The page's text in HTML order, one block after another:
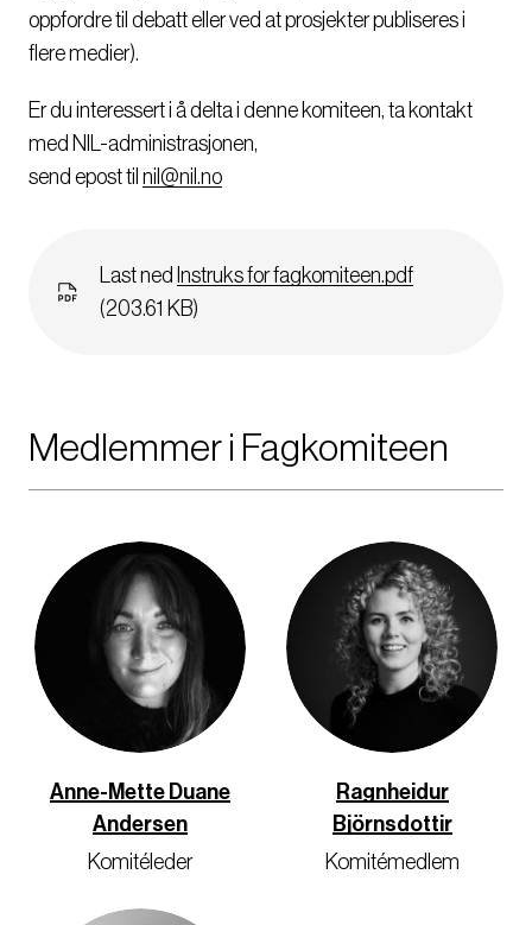
oppfordre til debatt eller ved at prosjekter publiseres i
flere medier).
Er du interessert i å delta i denne komiteen, ta kontakt
med NIL-administrasjonen,
send epost til nil@nil.no
Dokument
Last ned Instruks for fagkomiteen.pdf
(203.61 KB)
Medlemmer i Fagkomiteen
Anne-Mette Duane
Andersen
Komitéleder
Ragnheidur
Björnsdottir
Komitémedlem